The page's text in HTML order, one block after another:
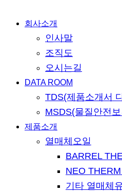
Close 회사소개
인사말
조직도
오시는길
DATA ROOM
TDS(제품소개서
MSDS(물질안전
제품소개
열매체오일
BARREL
NEO
기타 열매체